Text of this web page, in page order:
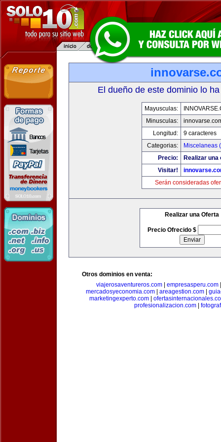
El dueño de este dominio lo
Mayusculas:
Minusculas:
Longitud:
9 caracteres
Categorias:
Miscelaneas
Precio:
Realizar una
Visitar!
Serán consideradas
Realizar una Oferta
Precio Ofrecido $
Otros dominios en venta:
viajerosaventureros.com| empresasperu.com
mercadosyeconomia.com
areagestion.com
marketingexperto.com
profesionalizacion.com|